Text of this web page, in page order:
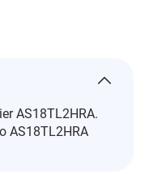
AS18TL2HRA.
AS18TL2HRA